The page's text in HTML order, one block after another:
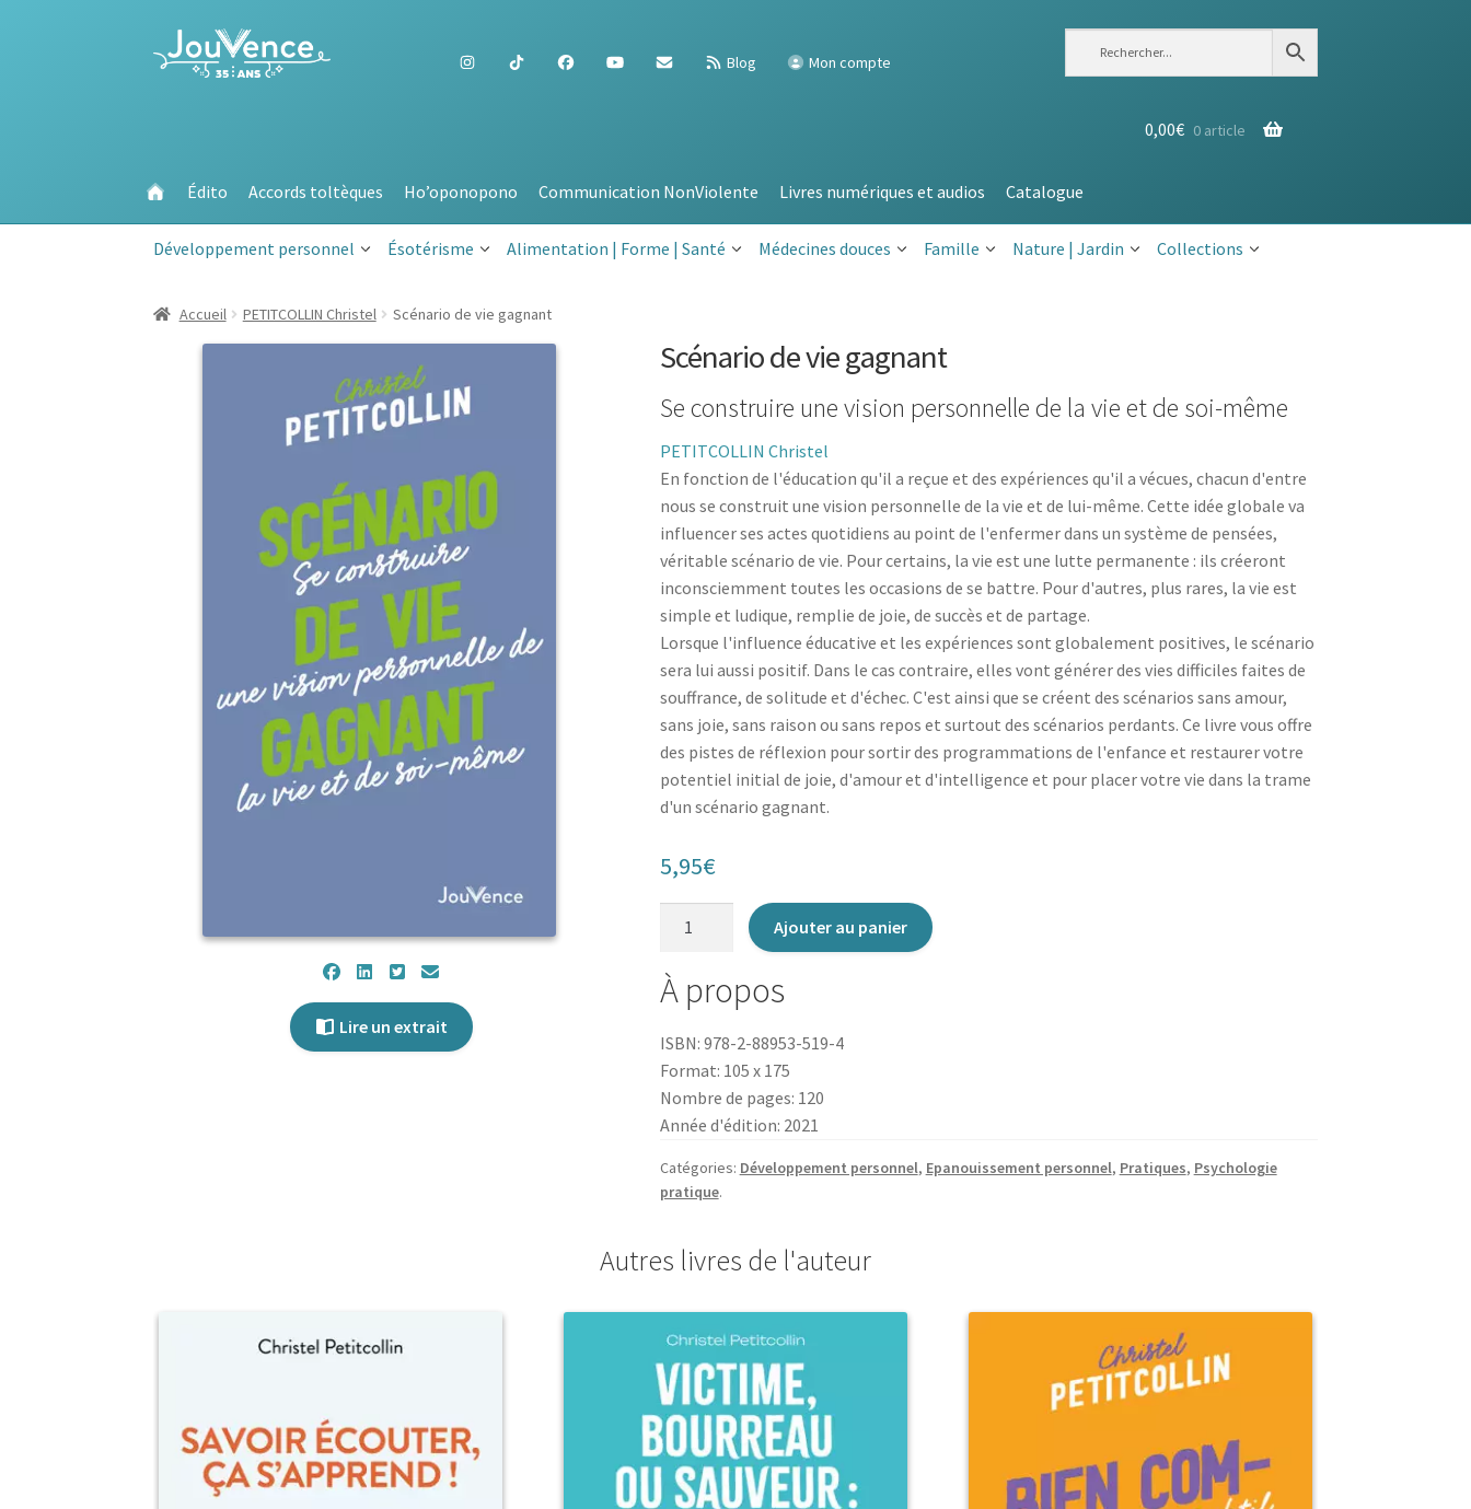
Aller
à
Aller
au
Blog Mon compte
0,00€ 0 article
Édito Accords toltèques Ho’oponopono Communication NonViolente Livres numériques et audios Catalogue
Développement personnel Ésotérisme Alimentation | Forme | Santé Médecines douces Famille Nature | Jardin Collections
Accueil PETITCOLLIN Christel Scénario de vie gagnant
Scénario de vie gagnant
Se construire une vision personnelle de la vie et de soi-même
PETITCOLLIN Christel
En fonction de l'éducation qu'il a reçue et des expériences qu'il a vécues, chacun d'entre
nous se construit une vision personnelle de la vie et de lui-même. Cette idée globale va
influencer ses actes quotidiens au point de l'enfermer dans un système de pensées,
véritable scénario de vie. Pour certains, la vie est une lutte permanente : ils créeront
inconsciemment toutes les occasions de se battre. Pour d'autres, plus rares, la vie est
simple et ludique, remplie de joie, de succès et de partage.
Lorsque l'influence éducative et les expériences sont globalement positives, le scénario
sera lui aussi positif. Dans le cas contraire, elles vont générer des vies difficiles faites de
souffrance, de solitude et d'échec. C'est ainsi que se créent des scénarios sans amour,
sans joie, sans raison ou sans repos et surtout des scénarios perdants. Ce livre vous offre
des pistes de réflexion pour sortir des programmations de l'enfance et restaurer votre
potentiel initial de joie, d'amour et d'intelligence et pour placer votre vie dans la trame
d'un scénario gagnant.
5,95€
Scénario
de
gagnant
Ajouter au panier
À propos
ISBN: 978-2-88953-519-4
Format: 105 x 175
Nombre de pages: 120
Année d'édition: 2021
Catégories: Développement personnel, Epanouissement personnel, Pratiques, Psychologie
pratique.
Lire un extrait
Autres livres de l'auteur